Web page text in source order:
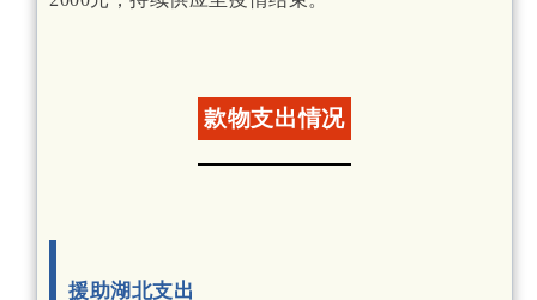
款物支出情况
援助湖北支出